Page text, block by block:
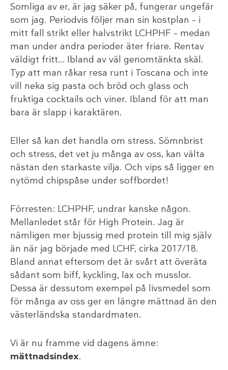
Somliga av er, är jag säker på, fungerar ungefär
som jag. Periodvis följer man sin kostplan – i
mitt fall strikt eller halvstrikt LCHPHF – medan
man under andra perioder äter friare. Rentav
väldigt fritt… Ibland av väl genomtänkta skäl.
Typ att man råkar resa runt i Toscana och inte
vill neka sig pasta och bröd och glass och
fruktiga cocktails och viner. Ibland för att man
bara är slapp i karaktären.
Eller så kan det handla om stress. Sömnbrist
och stress, det vet ju många av oss, kan välta
nästan den starkaste vilja. Och vips så ligger en
nytömd chipspåse under soffbordet!
Förresten: LCHPHF, undrar kanske någon.
Mellanledet står för High Protein. Jag är
nämligen mer bjussig med protein till mig själv
än när jag började med LCHF, cirka 2017/18.
Bland annat eftersom det är svårt att överäta
sådant som biff, kyckling, lax och musslor.
Dessa är dessutom exempel på livsmedel som
för många av oss ger en längre mättnad än den
västerländska standardmaten.
Vi är nu framme vid dagens ämne:
mättnadsindex.